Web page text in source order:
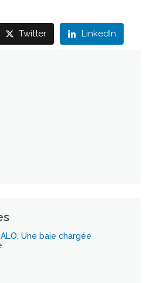
Twitter LinkedIn
Une baie chargée